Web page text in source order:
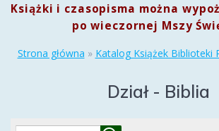
Książki i czasopisma można
po wieczornej Mszy
Strona główna » Katalog Książek Biblioteki
Dział - Biblia